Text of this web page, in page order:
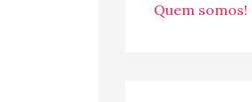
Quem somos!